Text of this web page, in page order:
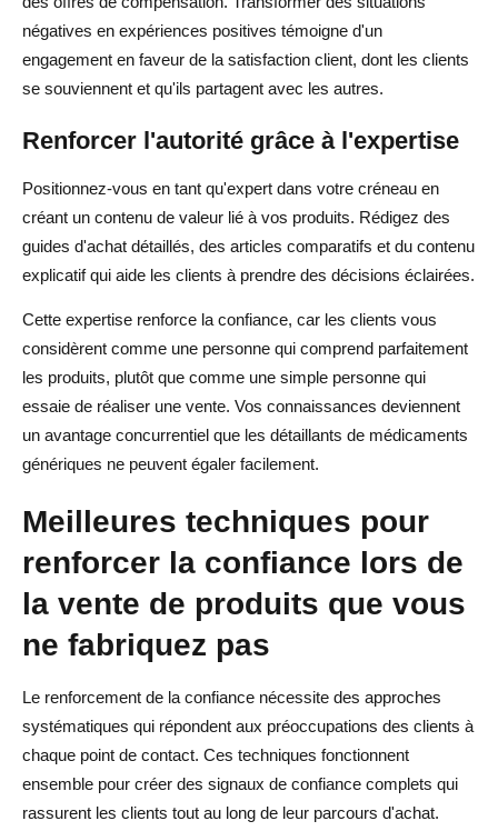
négatives en expériences positives témoigne d'un
engagement en faveur de la satisfaction client, dont les clients
se souviennent et qu'ils partagent avec les autres.
Renforcer l'autorité grâce à l'expertise
Positionnez-vous en tant qu'expert dans votre créneau en
créant un contenu de valeur lié à vos produits. Rédigez des
guides d'achat détaillés, des articles comparatifs et du contenu
explicatif qui aide les clients à prendre des décisions éclairées.
Cette expertise renforce la confiance, car les clients vous
considèrent comme une personne qui comprend parfaitement
les produits, plutôt que comme une simple personne qui
essaie de réaliser une vente. Vos connaissances deviennent
un avantage concurrentiel que les détaillants de médicaments
génériques ne peuvent égaler facilement.
Meilleures techniques pour
renforcer la confiance lors de
la vente de produits que vous
ne fabriquez pas
Le renforcement de la confiance nécessite des approches
systématiques qui répondent aux préoccupations des clients à
chaque point de contact. Ces techniques fonctionnent
ensemble pour créer des signaux de confiance complets qui
rassurent les clients tout au long de leur parcours d'achat.